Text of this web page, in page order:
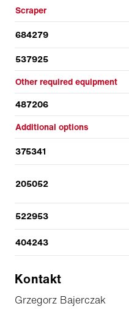
Scraper
684279
537925
Other required equipment
487206
Additional options
375341
205052
522953
404243
Kontakt
Grzegorz Bajerczak